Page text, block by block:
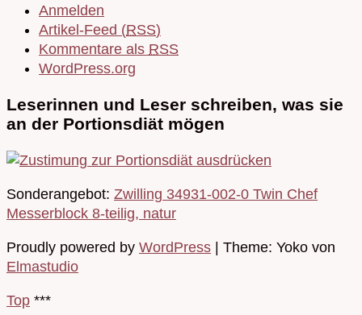
Anmelden
Artikel-Feed (RSS)
Kommentare als RSS
WordPress.org
Leserinnen und Leser schreiben, was sie
an der Portionsdiät mögen
Sonderangebot: Zwilling 34931-002-0 Twin Chef
Messerblock 8-teilig, natur
Proudly powered by WordPress
Theme: Yoko von
Elmastudio
Top ***